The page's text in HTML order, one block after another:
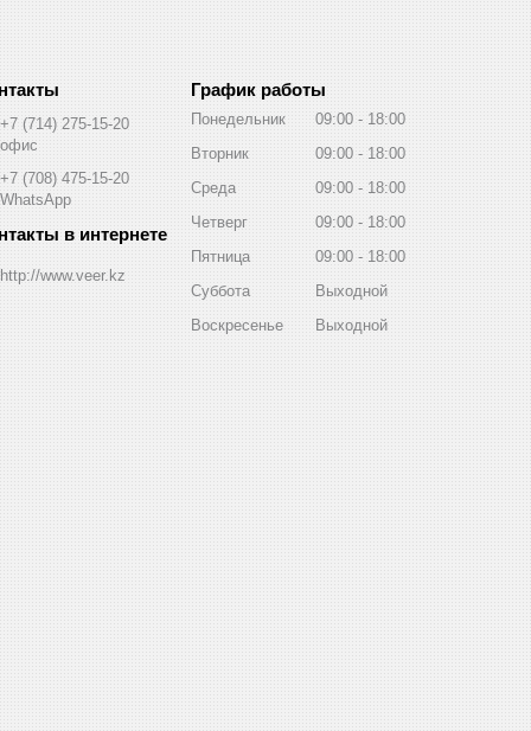
+7 (714) 275-15-20
офис
+7 (708) 475-15-20
WhatsApp
http://www.veer.kz
График работы
Понедельник 09:00
18:00
Вторник
09:00
18:00
Среда
09:00
18:00
Четверг
09:00
18:00
Пятница
09:00
18:00
Суббота
Выходной
Воскресенье
Выходной